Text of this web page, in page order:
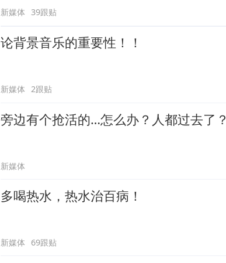
新媒体 39跟贴
论背景音乐的重要性！！
新媒体 2跟贴
旁边有个抢活的…怎么办？人都过去了？
新媒体
多喝热水，热水治百病！
新媒体 69跟贴